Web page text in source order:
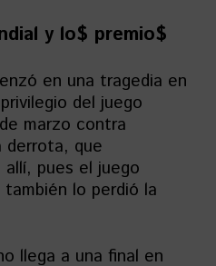
y lo$ premio$
en una tragedia en
del juego
marzo contra
derrota, que
pues el juego
lo perdió la
llega a una final en